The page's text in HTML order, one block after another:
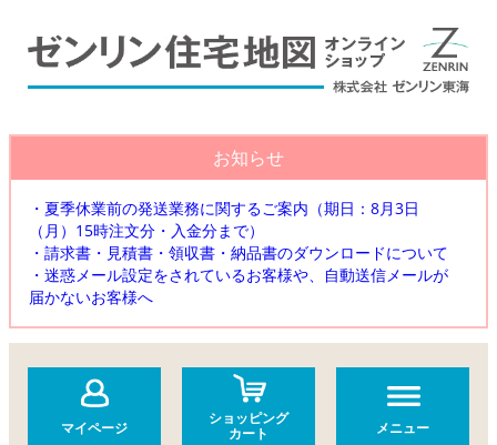
お知らせ
・夏季休業前の発送業務に関するご案内（期日：8月3日
（月）15時注文分・入金分まで）
・請求書・見積書・領収書・納品書のダウンロードについて
・迷惑メール設定をされているお客様や、自動送信メールが
届かないお客様へ
マイページ
ショッピング
カート
メニュー